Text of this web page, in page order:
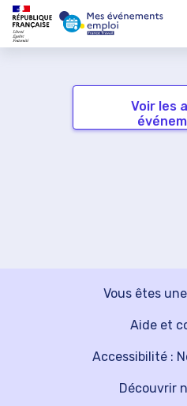
Voir les
Vous êtes
Découvrir
Aide et
Accessibilité :